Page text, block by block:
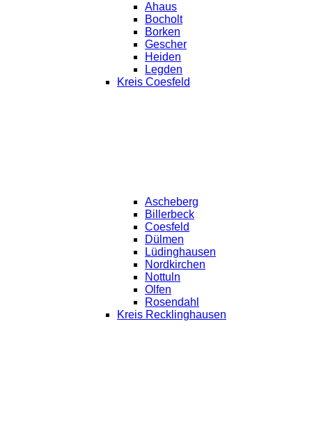
Ahaus
Bocholt
Borken
Gescher
Heiden
Legden
Kreis Coesfeld
Ascheberg
Billerbeck
Coesfeld
Dülmen
Lüdinghausen
Nordkirchen
Nottuln
Olfen
Rosendahl
Kreis Recklinghausen